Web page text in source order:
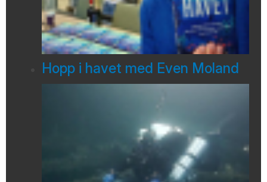
Hopp i havet med Even Moland